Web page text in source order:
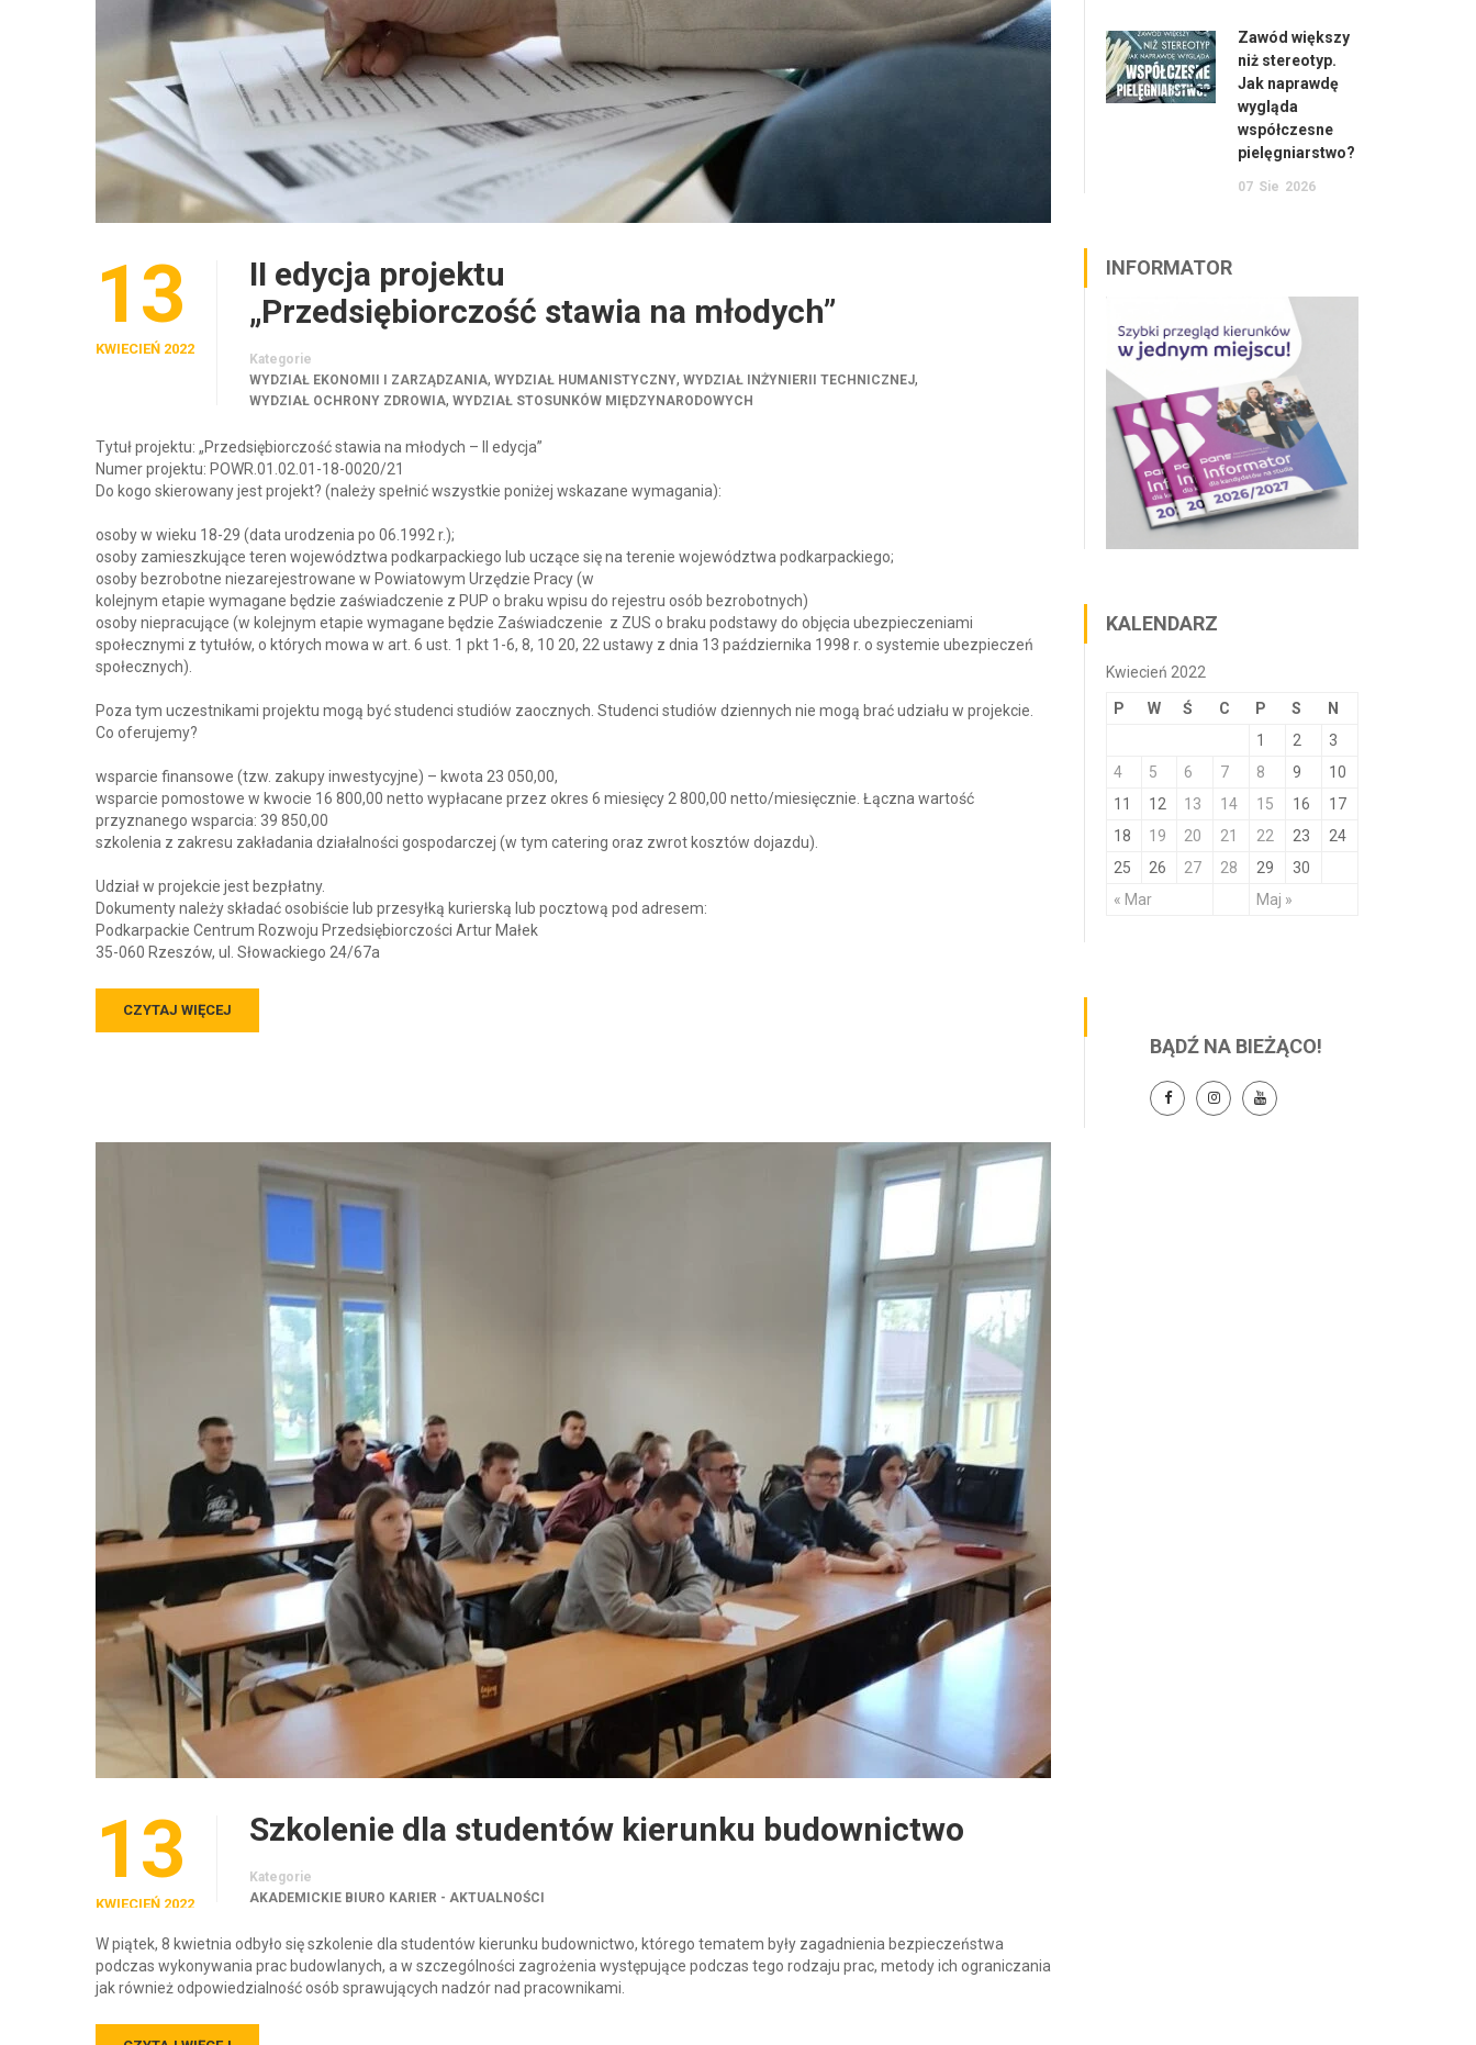
13
KWIECIEŃ 2022
II edycja projektu
„Przedsiębiorczość stawia na młodych”
Kategorie
WYDZIAŁ EKONOMII I ZARZĄDZANIA, WYDZIAŁ HUMANISTYCZNY, WYDZIAŁ INŻYNIERII TECHNICZNEJ,
WYDZIAŁ OCHRONY ZDROWIA, WYDZIAŁ STOSUNKÓW MIĘDZYNARODOWYCH
Tytuł projektu: „Przedsiębiorczość stawia na młodych – II edycja”
Numer projektu: POWR.01.02.01-18-0020/21
Do kogo skierowany jest projekt? (należy spełnić wszystkie poniżej wskazane wymagania):
osoby w wieku 18-29 (data urodzenia po 06.1992 r.);
osoby zamieszkujące teren województwa podkarpackiego lub uczące się na terenie województwa podkarpackiego;
osoby bezrobotne niezarejestrowane w Powiatowym Urzędzie Pracy (w
kolejnym etapie wymagane będzie zaświadczenie z PUP o braku wpisu do rejestru osób bezrobotnych)
osoby niepracujące (w kolejnym etapie wymagane będzie Zaświadczenie z ZUS o braku podstawy do objęcia ubezpieczeniami
społecznymi z tytułów, o których mowa w art. 6 ust. 1 pkt 1-6, 8, 10 20, 22 ustawy z dnia 13 października 1998 r. o systemie ubezpieczeń
społecznych).
Poza tym uczestnikami projektu mogą być studenci studiów zaocznych. Studenci studiów dziennych nie mogą brać udziału w projekcie.
Co oferujemy?
wsparcie finansowe (tzw. zakupy inwestycyjne) – kwota 23 050,00,
wsparcie pomostowe w kwocie 16 800,00 netto wypłacane przez okres 6 miesięcy 2 800,00 netto/miesięcznie. Łączna wartość
przyznanego wsparcia: 39 850,00
szkolenia z zakresu zakładania działalności gospodarczej (w tym catering oraz zwrot kosztów dojazdu).
Udział w projekcie jest bezpłatny.
Dokumenty należy składać osobiście lub przesyłką kurierską lub pocztową pod adresem:
Podkarpackie Centrum Rozwoju Przedsiębiorczości Artur Małek
35-060 Rzeszów, ul. Słowackiego 24/67a
CZYTAJ WIĘCEJ
13
KWIECIEŃ 2022
Szkolenie dla studentów kierunku budownictwo
Kategorie
AKADEMICKIE BIURO KARIER - AKTUALNOŚCI
W piątek, 8 kwietnia odbyło się szkolenie dla studentów kierunku budownictwo, którego tematem były zagadnienia bezpieczeństwa
podczas wykonywania prac budowlanych, a w szczególności zagrożenia występujące podczas tego rodzaju prac, metody ich ograniczania
jak również odpowiedzialność osób sprawujących nadzór nad pracownikami.
Zawód większy
niż stereotyp.
Jak naprawdę
wygląda
współczesne
pielęgniarstwo?
07 Sie 2026
INFORMATOR
KALENDARZ
Kwiecień 2022
P W Ś C P S N
« Mar Maj »
1 2
3
4
5 6 7 8 9
10
11
12 13 14 15 16
17
18
19 20 21 22 23
24
25
26 27 28 29 30
BĄDŹ NA BIEŻĄCO!